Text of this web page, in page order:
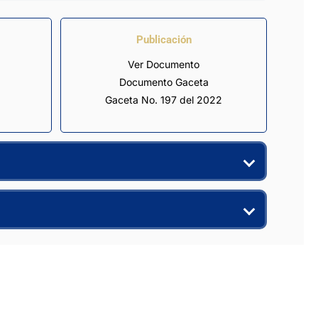
Publicación
Ver Documento
Documento Gaceta
Gaceta No. 197 del 2022